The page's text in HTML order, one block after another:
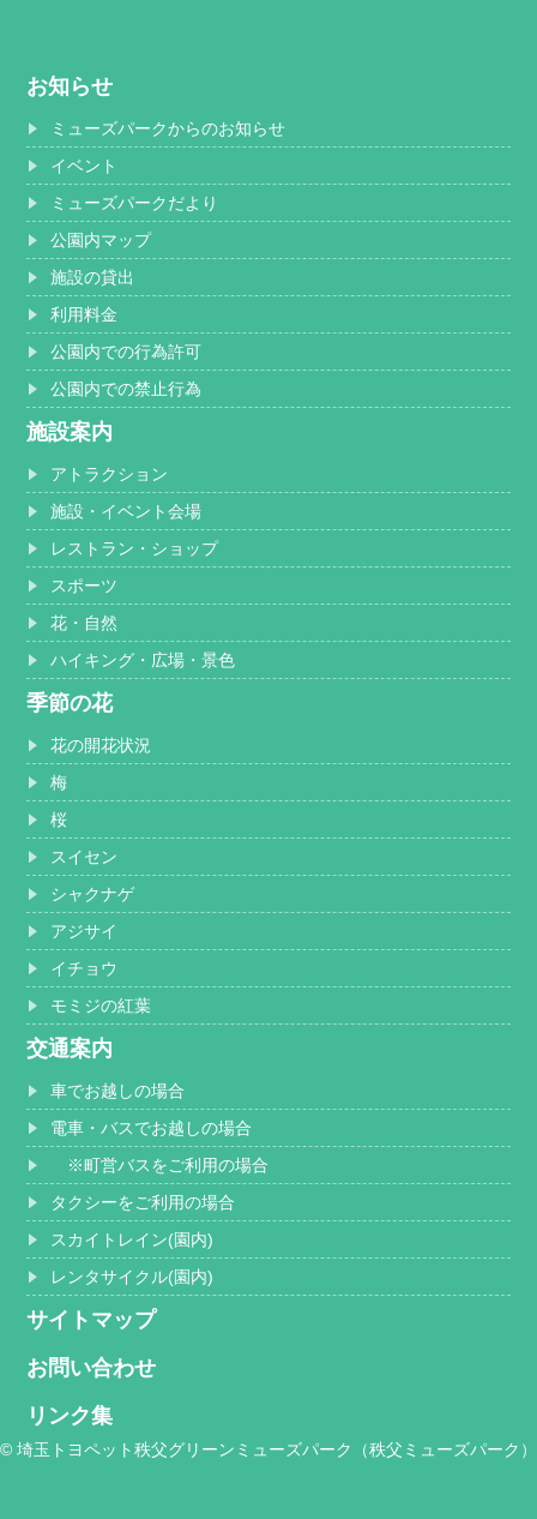
お知らせ
ミューズパークからのお知らせ
イベント
ミューズパークだより
公園内マップ
施設の貸出
利用料金
公園内での行為許可
公園内での禁止行為
施設案内
アトラクション
施設・イベント会場
レストラン・ショップ
スポーツ
花・自然
ハイキング・広場・景色
季節の花
花の開花状況
梅
桜
スイセン
シャクナゲ
アジサイ
イチョウ
モミジの紅葉
交通案内
車でお越しの場合
電車・バスでお越しの場合
※町営バスをご利用の場合
タクシーをご利用の場合
スカイトレイン(園内)
レンタサイクル(園内)
サイトマップ
お問い合わせ
リンク集
© 埼玉トヨペット秩父グリーンミューズパーク（秩父ミューズパーク）